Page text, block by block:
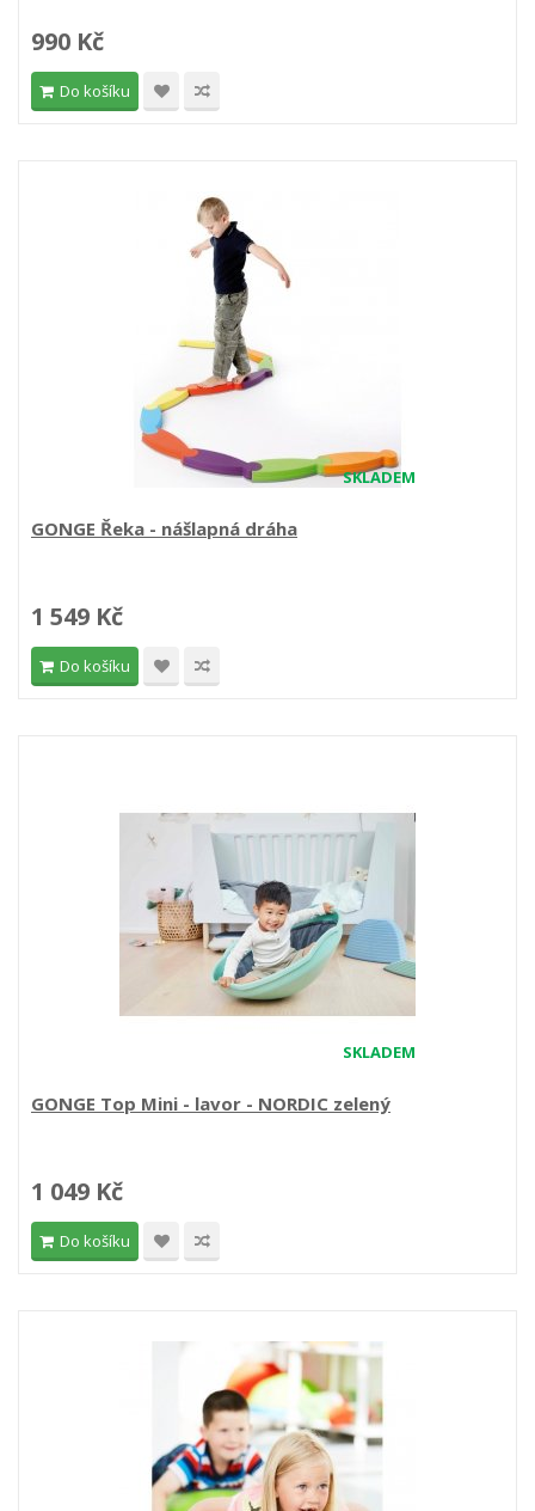
990 Kč
Do košíku
SKLADEM
GONGE Řeka - nášlapná dráha
1 549 Kč
Do košíku
SKLADEM
GONGE Top Mini - lavor - NORDIC zelený
1 049 Kč
Do košíku